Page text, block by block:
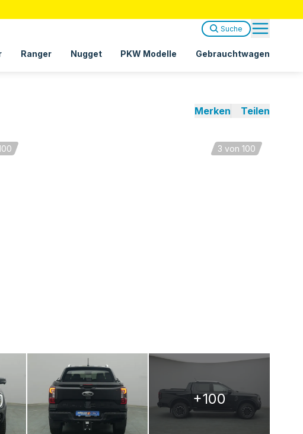
Ranger Nugget PKW Modelle Gebrauchtwagen
Suche
Merken Teilen
3 von 100
+100